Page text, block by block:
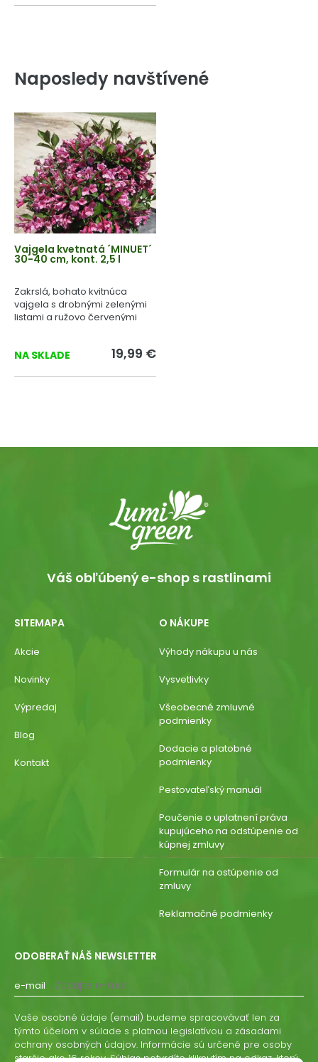
Naposledy navštívené
Vajgela kvetnatá ´MINUET´
30-40 cm, kont. 2,5 l
Zakrslá, bohato kvitnúca
vajgela s drobnými zelenými
listami a ružovo červenými
NA SKLADE 19,99 €
Váš obľúbený e-shop s rastlinami
SITEMAPA
Akcie
Novinky
Výpredaj
Blog
Kontakt
O NÁKUPE
Výhody nákupu u nás
Vysvetlivky
Všeobecné zmluvné
podmienky
Dodacie a platobné
podmienky
Pestovateľský manuál
Poučenie o uplatnení práva
kupujúceho na odstúpenie od
kúpnej zmluvy
Formulár na ostúpenie od
zmluvy
Reklamačné podmienky
ODOBERAŤ NÁŠ NEWSLETTER
e-mail
Vaše osobné údaje (email) budeme spracovávať len za
týmto účelom v súlade s platnou legislatívou a zásadami
ochrany osobných údajov. Informácie sú určené pre osoby
staršie ako 16 rokov. Súhlas potvrdíte kliknutím na odkaz, ktorý